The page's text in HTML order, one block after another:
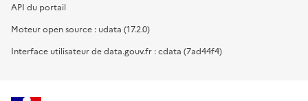
API du portail
Moteur open source : udata (17.2.0)
Interface utilisateur de data.gouv.fr : cdata (7ad44f4)